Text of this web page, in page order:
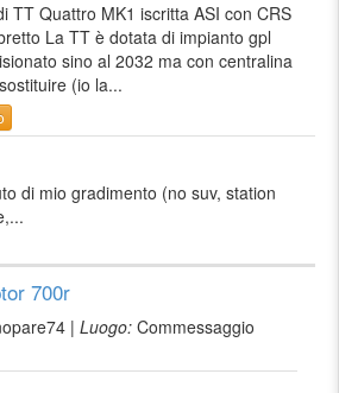
TT Quattro MK1 iscritta ASI con CRS
La TT è dotata di impianto gpl
sino al 2032 ma con centralina
(io la...
di mio gradimento (no suv, station
700r
| Luogo: Commessaggio